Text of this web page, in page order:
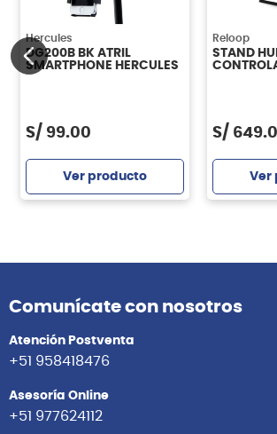
Hercules
DG200B BK ATRIL
SMARTPHONE HERCULES
S/ 99.00
Ver producto
Reloop
STAND
S/
Ver
Comunícate con nosotros
Atención Postventa
+51 958418476
Asesoría Online
+51 977624112